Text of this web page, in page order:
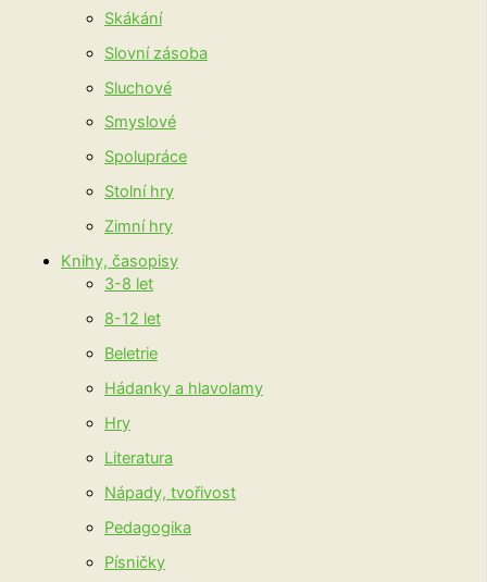
Skákání
Slovní zásoba
Sluchové
Smyslové
Spolupráce
Stolní hry
Zimní hry
Knihy, časopisy
3-8 let
8-12 let
Beletrie
Hádanky a hlavolamy
Hry
Literatura
Nápady, tvořivost
Pedagogika
Písničky